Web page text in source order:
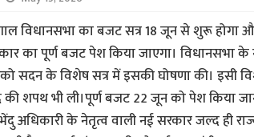
विधानसभा का बजट सत्र 18 जून से शुरू होगा
का पूर्ण बजट पेश किया जाएगा। विधानसभा के
को सदन के विशेष सत्र में इसकी घोषणा की। इसी
की शपथ भी ली।पूर्ण बजट 22 जून को पेश किया
अधिकारी के नेतृत्व वाली नई सरकार जल्द ही